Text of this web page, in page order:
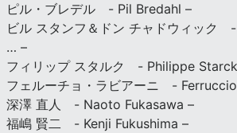
ピル・ブレデル - Pil Bredahl –
ビル スタンフ＆ドン チャドウィック
… –
フィリップ スタルク - Philippe
フェルーチョ・ラビアーニ -
深澤 直人 - Naoto Fukasawa –
福嶋 賢二 - Kenji Fukushima –